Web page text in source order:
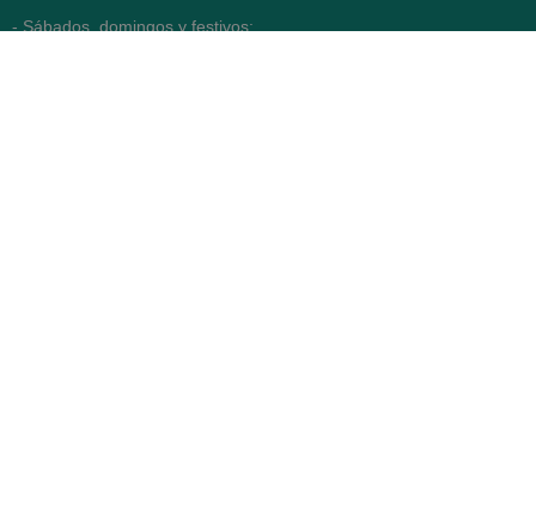
- Sábados, domingos y festivos: